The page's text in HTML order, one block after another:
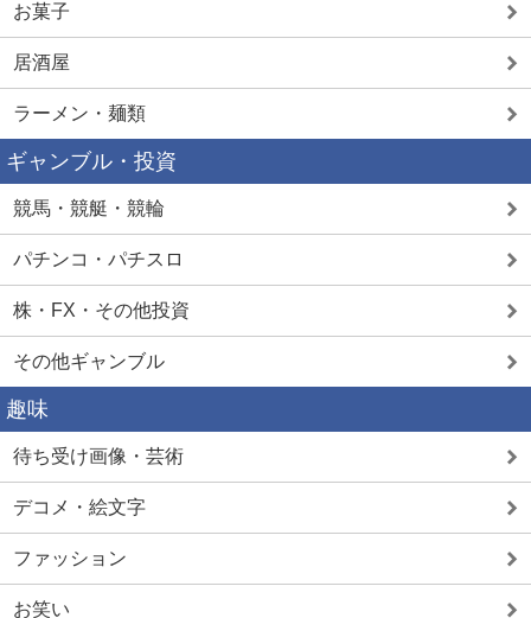
お菓子
居酒屋
ラーメン・麺類
ギャンブル・投資
競馬・競艇・競輪
パチンコ・パチスロ
株・FX・その他投資
その他ギャンブル
趣味
待ち受け画像・芸術
デコメ・絵文字
ファッション
お笑い